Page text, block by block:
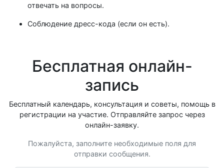
отвечать на вопросы.
Соблюдение дресс-кода (если он есть).
Бесплатная онлайн-
запись
Бесплатный календарь, консультация и советы, помощь в
регистрации на участие. Отправляйте запрос через
онлайн-заявку.
Пожалуйста, заполните необходимые поля для
отправки сообщения.